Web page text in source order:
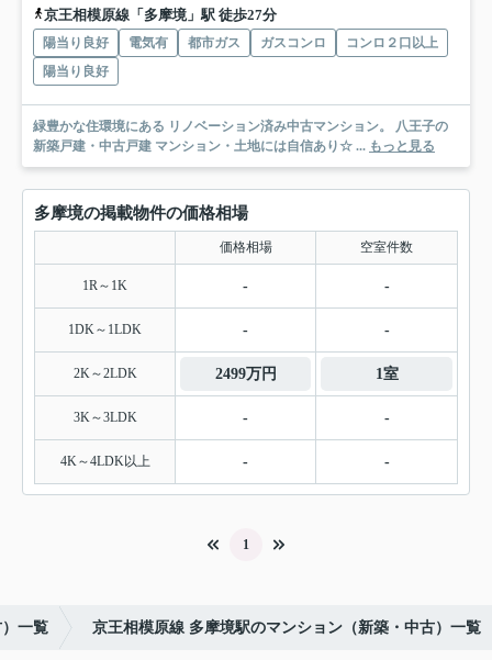
京王相模原線「多摩境」駅 徒歩27分
陽当り良好 電気有 都市ガス ガスコンロ
コンロ２口以上
陽当り良好
緑豊かな住環境にある リノベーション済み中古マンション。 八王子の
新築戸建・中古戸建 マンション・土地には自信あり☆ ... もっと見る
多摩境の掲載物件の価格相場
価格相場 空室件数
1R～1K - -
1DK～1LDK - -
2K～2LDK 2499万円 1室
3K～3LDK - -
4K～4LDK以上 - -
1
一覧 京王相模原線 多摩境駅のマンション（新築・中古）一覧